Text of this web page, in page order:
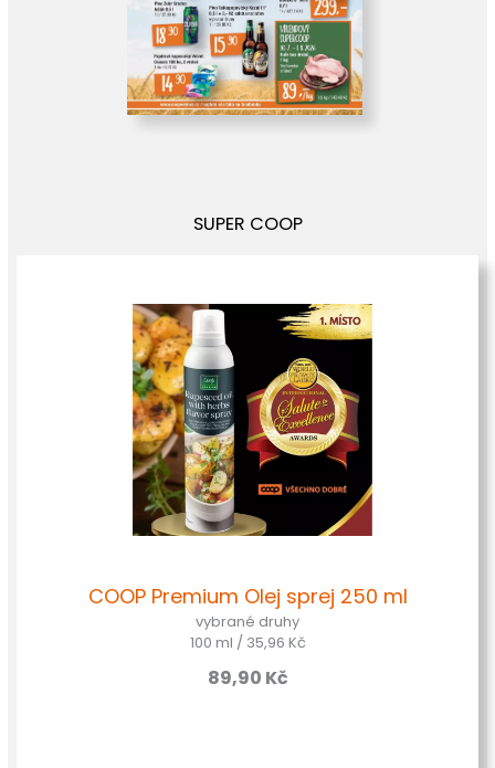
SUPER COOP
COOP Premium Olej sprej 250 ml
vybrané druhy
100 ml / 35,96 Kč
89,90 Kč